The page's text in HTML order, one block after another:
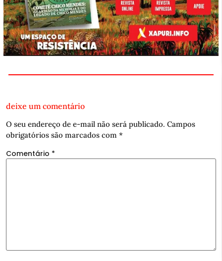
deixe um comentário
O seu endereço de e-mail não será publicado. Campos
obrigatórios são marcados com *
Comentário *